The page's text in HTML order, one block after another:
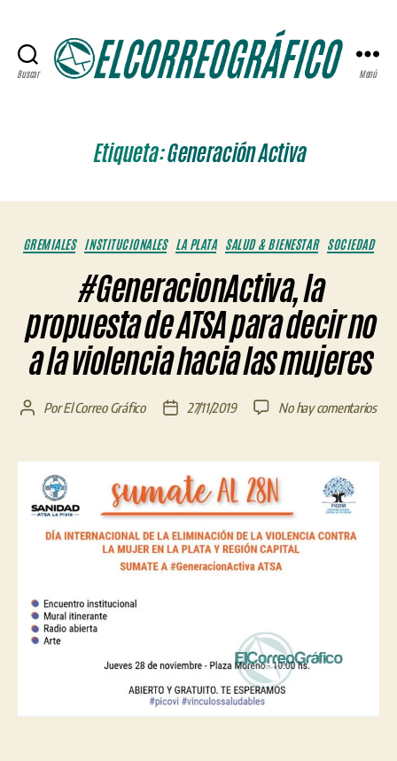
Buscar Menú
Etiqueta:Generación Activa
Categorías
GREMIALES INSTITUCIONALES LA PLATA SALUD & BIENESTAR SOCIEDAD
#GeneracionActiva, la
propuesta de ATSA para decir no
a la violencia hacia las mujeres
Autor
entrada
PorEl Correo Gráfico
Fecha
entrada
27/11/2019 No hay comentariosen